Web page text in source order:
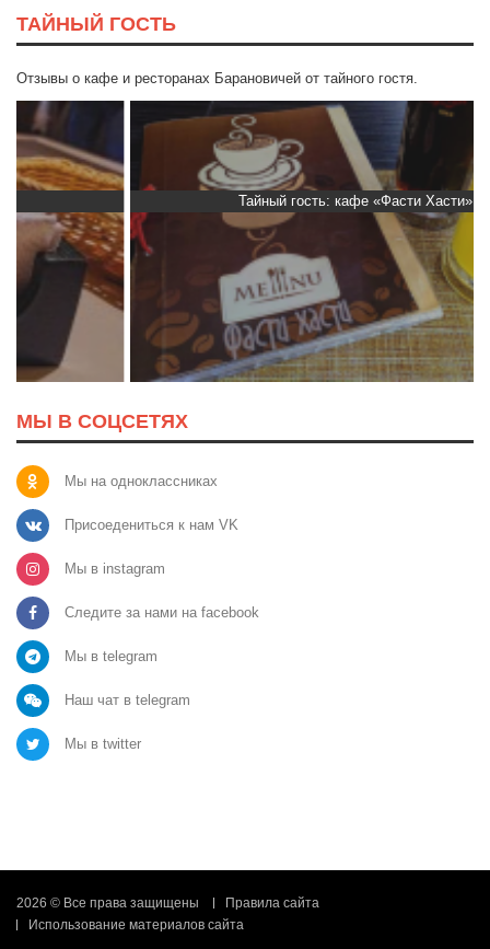
ТАЙНЫЙ ГОСТЬ
Отзывы о кафе и ресторанах Барановичей от тайного гостя.
Тайный гость: кафе «Фасти Хасти»
МЫ В СОЦСЕТЯХ
Мы на одноклассниках
Присоедениться к нам VK
Мы в instagram
Следите за нами на facebook
Мы в telegram
Наш чат в telegram
Мы в twitter
2026 © Все права защищены
Правила сайта
Использование материалов сайта